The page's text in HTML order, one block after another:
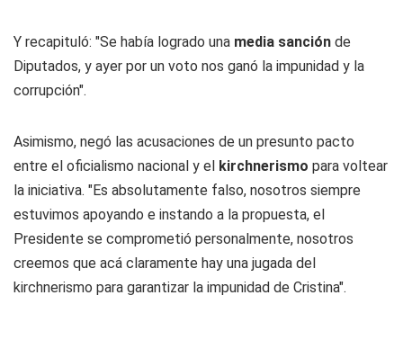
Y recapituló: "Se había logrado una media sanción de
Diputados, y ayer por un voto nos ganó la impunidad y la
corrupción".
Asimismo, negó las acusaciones de un presunto pacto
entre el oficialismo nacional y el kirchnerismo para voltear
la iniciativa. "Es absolutamente falso, nosotros siempre
estuvimos apoyando e instando a la propuesta, el
Presidente se comprometió personalmente, nosotros
creemos que acá claramente hay una jugada del
kirchnerismo para garantizar la impunidad de Cristina".